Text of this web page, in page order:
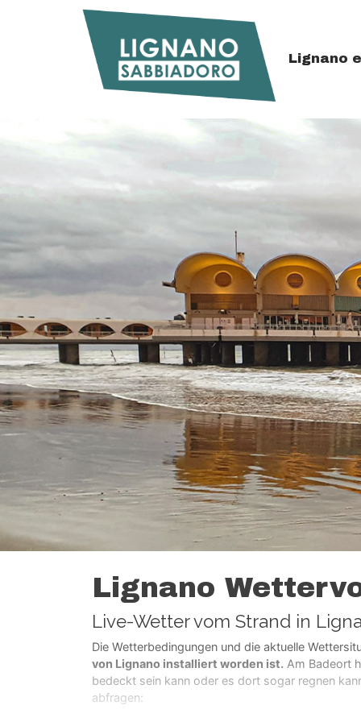
Lignano
Lignano
Live-Wetter vom Strand in
Die Wetterbedingungen und die aktuelle
von Lignano installiert worden ist. Am Badeort
bedeckt sein kann oder es dort sogar regnen
abfragen: